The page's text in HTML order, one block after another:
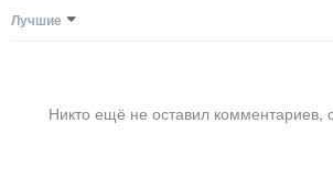
Лучшие
Никто ещё не оставил комментариев,